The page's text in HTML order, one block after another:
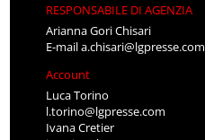
RESPONSABILE DI AGENZIA
Arianna Gori Chisari
E-maila.chisari@lgpresse.com
Account
Luca Torino
l.torino@lgpresse.com
Ivana Cretier